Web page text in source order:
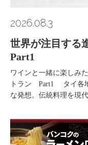
2026.08.3
世界が注目する
Part1
ワインと一緒に楽しみ
トラン Part1 タイ各
な発想。伝統料理を現